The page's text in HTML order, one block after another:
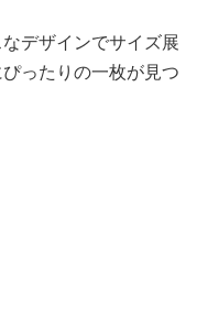
デザインでサイズ展
ったりの一枚が見つ